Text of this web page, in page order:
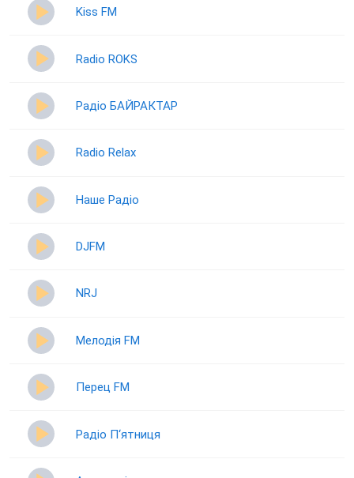
Kiss FM
Radio ROKS
Радіо БАЙРАКТАР
Radio Relax
Наше Радіо
DJFM
NRJ
Мелодія FM
Перец FM
Радіо П‘ятниця